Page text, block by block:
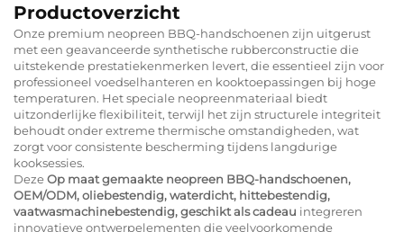
Productoverzicht
Onze premium neopreen BBQ-handschoenen zijn uitgerust
met een geavanceerde synthetische rubberconstructie die
uitstekende prestatiekenmerken levert, die essentieel zijn voor
professioneel voedselhanteren en kooktoepassingen bij hoge
temperaturen. Het speciale neopreenmateriaal biedt
uitzonderlijke flexibiliteit, terwijl het zijn structurele integriteit
behoudt onder extreme thermische omstandigheden, wat
zorgt voor consistente bescherming tijdens langdurige
kooksessies.
DezeOp maat gemaakte neopreen BBQ-handschoenen,
OEM/ODM, oliebestendig, waterdicht, hittebestendig,
vaatwasmachinebestendig, geschikt als cadeau integreren
innovatieve ontwerpelementen die veelvoorkomende